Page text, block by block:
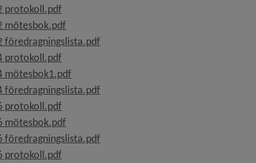
protokoll.pdf, 65.2 kB, öppnas i nytt fönster.
mötesbok.pdf, 3 MB, öppnas i nytt fönster.
föredragningslista.pdf, 84.5 kB, öppnas i nytt fönster.
protokoll.pdf, 112.1 kB, öppnas i nytt fönster.
mötesbok1.pdf, 5.1 MB, öppnas i nytt fönster.
föredragningslista.pdf, 77.6 kB, öppnas i nytt fönster.
protokoll.pdf, 53.8 kB, öppnas i nytt fönster.
mötesbok.pdf, 170.9 kB, öppnas i nytt fönster.
föredragningslista.pdf, 79.8 kB, öppnas i nytt fönster.
protokoll.pdf, 115.3 kB, öppnas i nytt fönster.